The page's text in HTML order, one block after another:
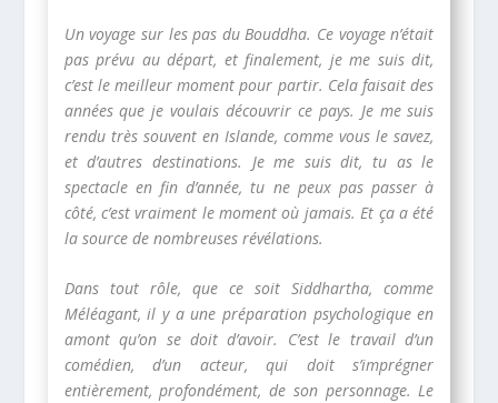
Un voyage sur les pas du Bouddha. Ce voyage n’était
pas prévu au départ, et finalement, je me suis dit,
c’est le meilleur moment pour partir. Cela faisait des
années que je voulais découvrir ce pays. Je me suis
rendu très souvent en Islande, comme vous le savez,
et d’autres destinations. Je me suis dit, tu as le
spectacle en fin d’année, tu ne peux pas passer à
côté, c’est vraiment le moment où jamais. Et ça a été
la source de nombreuses révélations.
Dans tout rôle, que ce soit Siddhartha, comme
Méléagant, il y a une préparation psychologique en
amont qu’on se doit d’avoir. C’est le travail d’un
comédien, d’un acteur, qui doit s’imprégner
entièrement, profondément, de son personnage. Le